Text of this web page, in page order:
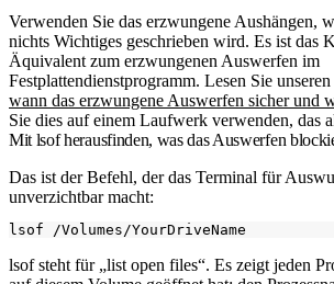
Verwenden Sie das erzwungene Aushängen,
nichts Wichtiges geschrieben wird. Es ist das
Äquivalent zum erzwungenen Auswerfen im
Festplattendienstprogramm. Lesen Sie
wann das erzwungene Auswerfen sicher und
Sie dies auf einem Laufwerk verwenden, das
Mit lsof herausfinden, was das Auswerfen
Das ist der Befehl, der das Terminal für
unverzichtbar macht:
lsofsteht für „list open files“. Es zeigt jeden